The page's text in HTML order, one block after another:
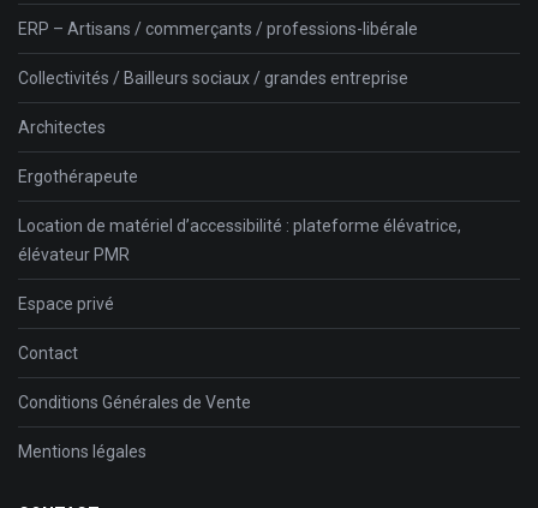
ERP – Artisans / commerçants / professions-libérale
Collectivités / Bailleurs sociaux / grandes entreprise
Architectes
Ergothérapeute
Location de matériel d’accessibilité : plateforme élévatrice,
élévateur PMR
Espace privé
Contact
Conditions Générales de Vente
Mentions légales